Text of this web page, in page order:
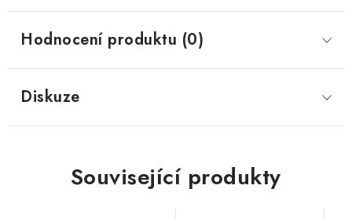
Hodnocení produktu (0)
Diskuze
Související produkty